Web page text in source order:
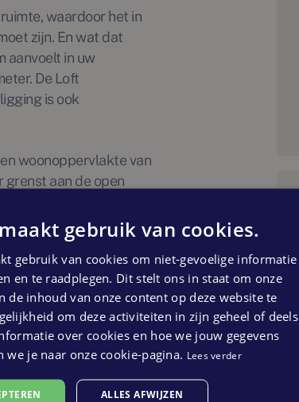
waardoor het in
zijn. En wat dat
aanvoelt in uw
De Loft
is ook
woonoppervlakte van
grenst aan de open
toilet. De
parkeerplaats is
makelaar .
gebruik van cookies.
gebruik van cookies om niet-gevoelige informatie
en te raadplegen. Dit stelt ons in staat om onze
de inhoud van onze content op deze website te
om deze activiteiten in zijn geheel of deels
over cookies en hoe we jouw gegevens
we je naar onze cookie-pagina. Lees verder
ALLES AFWIJZEN